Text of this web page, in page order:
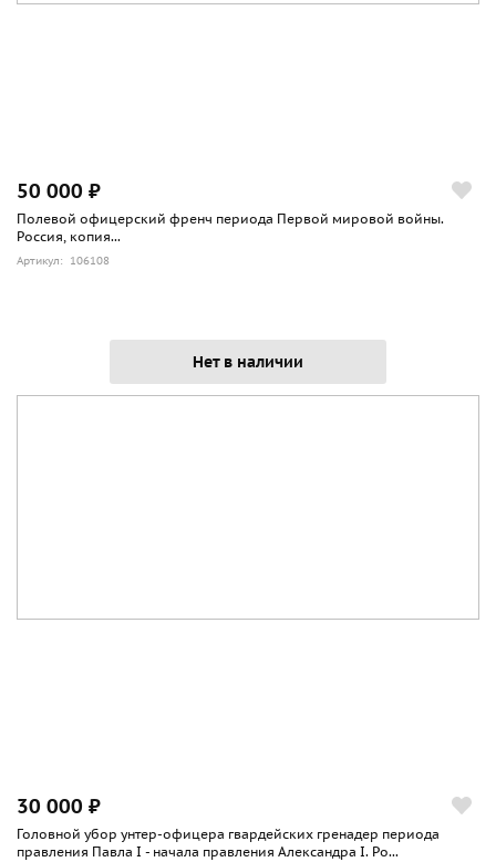
50 000 ₽
Полевой офицерский френч периода Первой мировой войны.
Россия, копия...
Артикул: 106108
Нет в наличии
30 000 ₽
Головной убор унтер-офицера гвардейских гренадер периода
правления Павла I - начала правления Александра I. Ро...